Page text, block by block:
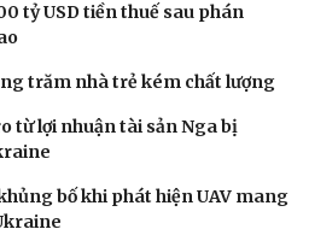
tỷ USD tiền thuế sau phán
trăm nhà trẻ kém chất lượng
từ lợi nhuận tài sản Nga bị
bố khi phát hiện UAV mang